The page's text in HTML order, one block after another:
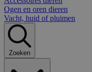
Ogen en oren dieren
Vacht, huid of pluimen
Zoeken